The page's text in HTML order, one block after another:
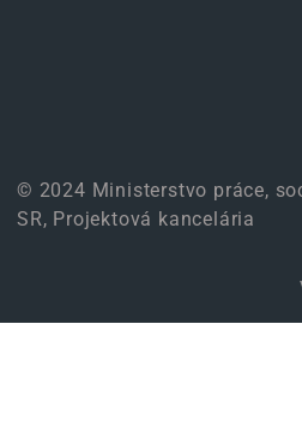
© 2024 Ministerstvo práce,
SR, Projektová kancelária